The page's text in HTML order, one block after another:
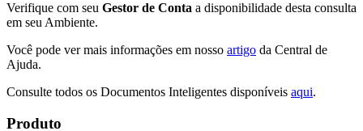
Verifique com seu Gestor de Conta a disponibilidade desta consulta
em seu Ambiente.
Você pode ver mais informações em nosso artigo da Central de
Ajuda.
Consulte todos os Documentos Inteligentes disponíveis aqui.
Produto